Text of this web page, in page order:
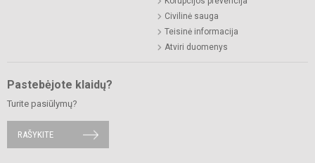
Civilinė sauga
Teisinė informacija
Atviri duomenys
Pastebėjote klaidų?
Turite pasiūlymų?
RAŠYKITE